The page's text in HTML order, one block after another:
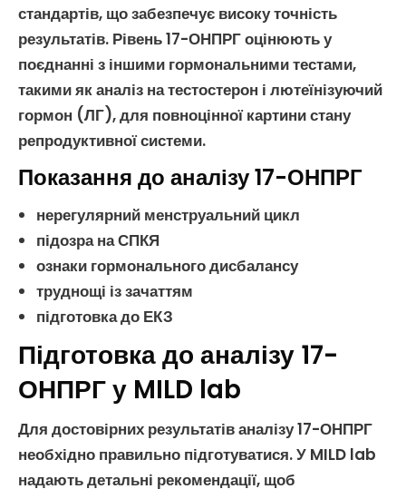
стандартів, що забезпечує високу точність
результатів. Рівень17-ОНПРГоцінюють у
поєднанні з іншими гормональними тестами,
такими як аналіз натестостерон і лютеїнізуючий
гормон (ЛГ), для повноцінної картини стану
репродуктивної системи.
Показання до аналізу 17-ОНПРГ
нерегулярний менструальний цикл
підозра наСПКЯ
ознаки гормонального дисбалансу
труднощі іззачаттям
підготовка до ЕКЗ
Підготовка до аналізу 17-
ОНПРГ у MILD lab
Для достовірних результатіваналізу 17-ОНПРГ
необхідно правильно підготуватися. У MILD lab
надають детальні рекомендації, щоб